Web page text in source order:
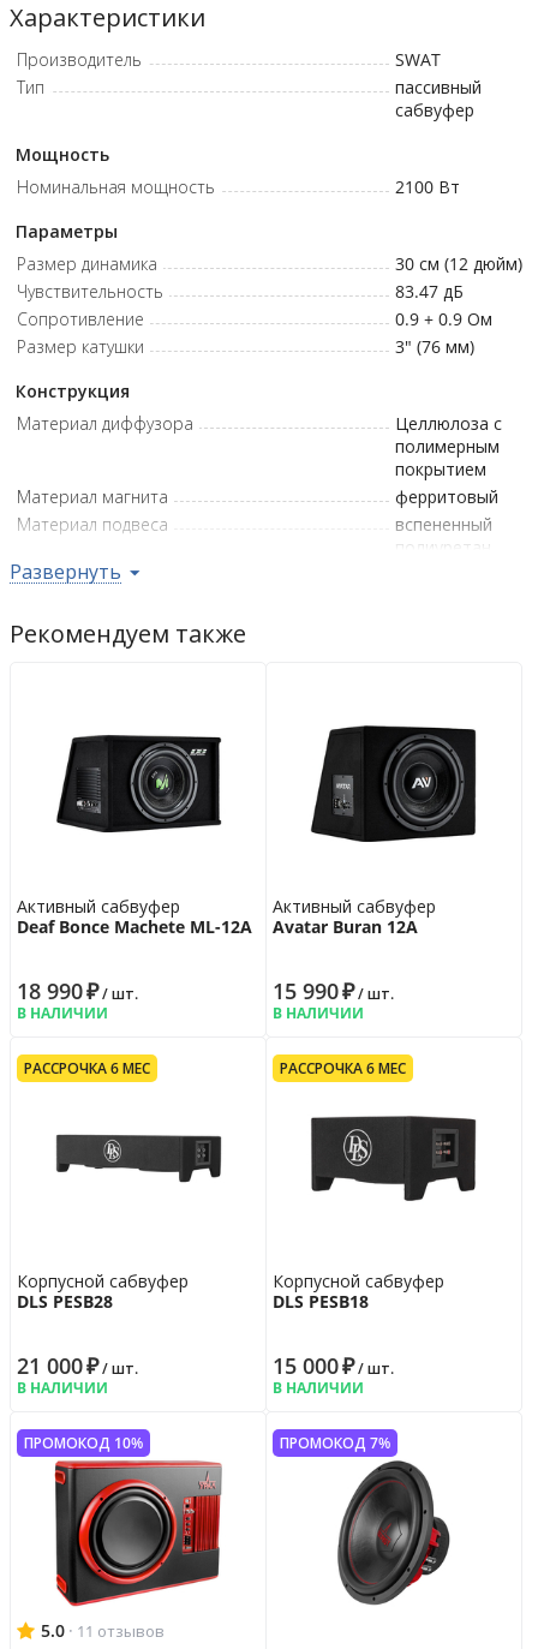
Гц — глубокое воспроизведение низких частот.
Надёжные материалы: целлюлозный диффузор с
полимерным покрытием и подвес из вспененного
полиуретана — оптимальное сочетание прочности и
Размер: 12 (30) • Мощность: 2100 Вт • Номинальное
сопротивление: 0,9х0,9 Ом • Материал диффузора: Целлюлоза с
полимерным покрытием • Материал подвеса: Вспененный
полиуретан • Материал магнита: Феррит • Звуковая катушка: 3
(7,62) дюймы/см • Fs: 27,70 Hz • Qts: 0,70 • Vas: 61,52 L •
Чувствительность (1W/1m): 83,47 dB • ФИ: 80 л/30 Гц •
Монтажный диаметр: 308 мм • Монтажная глубина: 195,5 мм
Характеристики
Производитель
SWAT
Тип
пассивный
сабвуфер
Мощность
Номинальная мощность
2100 Вт
Параметры
Размер динамика
30 см (12 дюйм)
Чувствительность
83.47 дБ
Сопротивление
0.9 + 0.9 Ом
Размер катушки
3" (76 мм)
Конструкция
Материал диффузора
Целлюлоза с
полимерным
покрытием
Материал магнита
ферритовый
Материал подвеса
вспененный
полиуретан
Параметры Тиля-Смолла
Fs, частота резонанса диффузора
Qts, результирующая добротность
Монтажная глубина
195.5мм
Монтажный диаметр
308мм
Дополнительно
Гарантийная политика
Возврат
14 дн.
Развернуть
Рекомендуем также
Активный сабвуфер
Deaf Bonce Machete ML-12A
18 990₽/ шт.
В НАЛИЧИИ
Активный сабвуфер
Avatar Buran 12A
15 990₽/ шт.
В НАЛИЧИИ
РАССРОЧКА 6 МЕС
Корпусной сабвуфер
DLS PESB28
21 000₽/ шт.
В НАЛИЧИИ
РАССРОЧКА 6 МЕС
Корпусной сабвуфер
DLS PESB18
15 000₽/ шт.
В НАЛИЧИИ
ПРОМОКОД 10%
5.0 · 11 отзывов
ПРОМОКОД 7%